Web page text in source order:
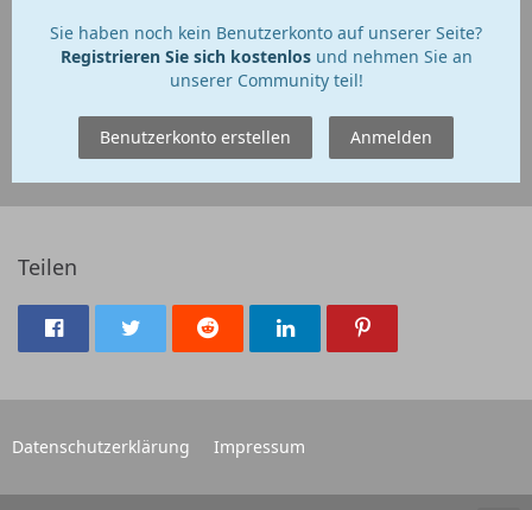
Sie haben noch kein Benutzerkonto auf unserer Seite?
Registrieren Sie sich kostenlosund nehmen Sie an
unserer Community teil!
Benutzerkonto erstellen Anmelden
Teilen
Datenschutzerklärung Impressum